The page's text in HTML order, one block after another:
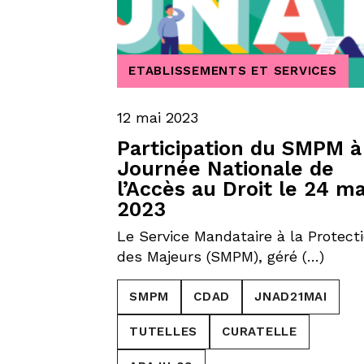
Participation du SMPM
Journée Nationale de
l’Accès au Droit le 24
2023
ETABLISSEMENTS ET SERVICES
12 mai 2023
Le Service Mandataire à la
des Majeurs (SMPM), géré (…)
SMPM CDAD JNAD21MAI
TUTELLES CURATELLE